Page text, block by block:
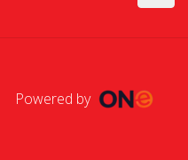
Powered by